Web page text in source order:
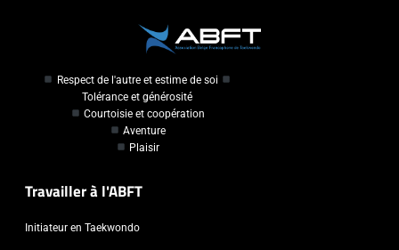
Respect de l'autre et estime de soi
Tolérance et générosité
Courtoisie et coopération
Aventure
Plaisir
Travailler à l'ABFT
Initiateur en Taekwondo